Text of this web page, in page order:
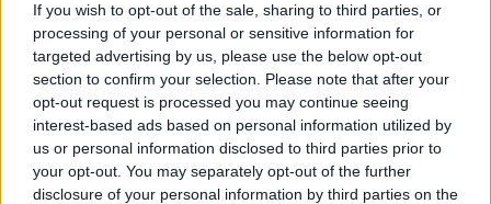
If you wish to opt-out of the sale, sharing to third parties, or
processing of your personal or sensitive information for
targeted advertising by us, please use the below opt-out
section to confirm your selection. Please note that after your
opt-out request is processed you may continue seeing
interest-based ads based on personal information utilized by
us or personal information disclosed to third parties prior to
your opt-out. You may separately opt-out of the further
disclosure of your personal information by third parties on the
Εξωτερικών:Αυξήσεις επιδομάτων ειδικών
καθηκόντων και αποζημιώσεων διδάκτρων για
τα τέκνα υπαλλήλων.
Αναγνώριση πενταετούς κύκλου σπουδών ως
μεταπτυχιακού:Προώθηση κατά δύο
μισθολογικά κλιμάκια για περίπου 5.000